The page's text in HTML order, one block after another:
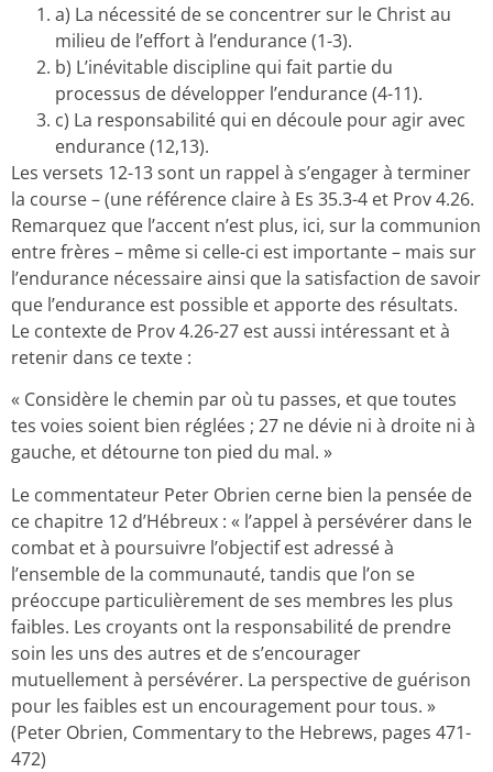
a) La nécessité de se concentrer sur le Christ au
milieu de l’effort à l’endurance (1-3).
b) L’inévitable discipline qui fait partie du
processus de développer l’endurance (4-11).
c) La responsabilité qui en découle pour agir avec
endurance (12,13).
Les versets 12-13 sont un rappel à s’engager à terminer
la course – (une référence claire à Es 35.3-4 et Prov 4.26.
Remarquez que l’accent n’est plus, ici, sur la communion
entre frères – même si celle-ci est importante – mais sur
l’endurance nécessaire ainsi que la satisfaction de savoir
que l’endurance est possible et apporte des résultats.
Le contexte de Prov 4.26-27 est aussi intéressant et à
retenir dans ce texte :
« Considère le chemin par où tu passes, et que toutes
tes voies soient bien réglées ; 27 ne dévie ni à droite ni à
gauche, et détourne ton pied du mal. »
Le commentateur Peter Obrien cerne bien la pensée de
ce chapitre 12 d’Hébreux : « l’appel à persévérer dans le
combat et à poursuivre l’objectif est adressé à
l’ensemble de la communauté, tandis que l’on se
préoccupe particulièrement de ses membres les plus
faibles. Les croyants ont la responsabilité de prendre
soin les uns des autres et de s’encourager
mutuellement à persévérer. La perspective de guérison
pour les faibles est un encouragement pour tous. »
(Peter Obrien, Commentary to the Hebrews, pages 471-
472)